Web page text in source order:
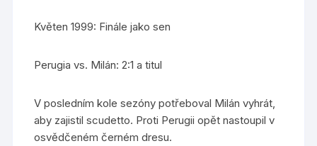
Květen 1999: Finále jako sen
Perugia vs. Milán: 2:1 a titul
V posledním kole sezóny potřeboval Milán vyhrát,
aby zajistil scudetto. Proti Perugii opět nastoupil v
osvědčeném černém dresu.